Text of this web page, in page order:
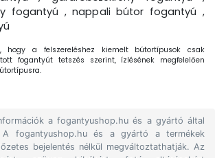
fogantyú , nappali bútor fogantyú ,
hogy a felszereléshez kiemelt bútortípusok csak
fogantyút tetszés szerint, ízlésének megfelelően
a fogantyushop.hu és a gyártó által
A fogantyushop.hu és a gyártó a termékek
bejelentés nélkül megváltoztathatják. Az